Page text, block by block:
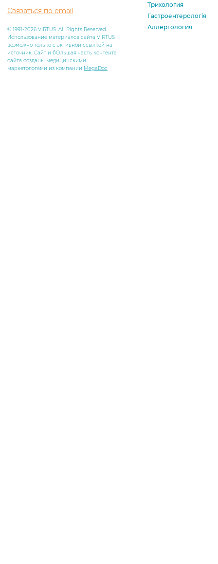
Связаться по email
© 1991-2026 VIRTUS. All Rights Reserved.
Использование материалов сайта VIRTUS
возможно только с активной ссылкой на
источник. Сайт и бОльшая часть контента
сайта созданы медицинскими
маркетологами из компании MegaDoc
Трихология
Гастроентерологія
Аллергология